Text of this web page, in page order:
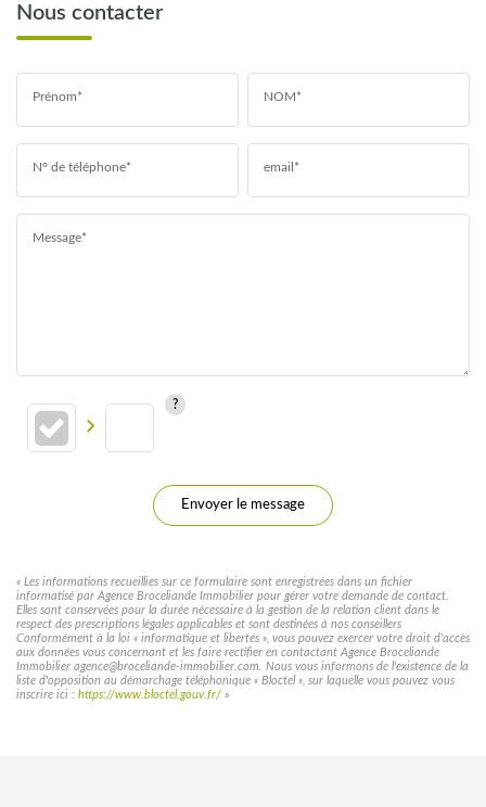
Nous contacter
Prénom* NOM*
N° de téléphone* email*
Message*
Envoyer le message
« Les informations recueillies sur ce formulaire sont enregistrées dans un fichier
informatisé par Agence Broceliande Immobilier pour gérer votre demande de contact.
Elles sont conservées pour la durée nécessaire à la gestion de la relation client dans le
respect des prescriptions légales applicables et sont destinées à nos conseillers
Conformément à la loi « informatique et libertés », vous pouvez exercer votre droit d'accès
aux données vous concernant et les faire rectifier en contactant Agence Broceliande
Immobilier agence@broceliande-immobilier.com. Nous vous informons de l'existence de la
liste d'opposition au démarchage téléphonique « Bloctel », sur laquelle vous pouvez vous
inscrire ici : https://www.bloctel.gouv.fr/ »